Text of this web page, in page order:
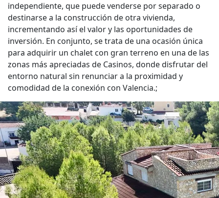
independiente, que puede venderse por separado o
destinarse a la construcción de otra vivienda,
incrementando así el valor y las oportunidades de
inversión. En conjunto, se trata de una ocasión única
para adquirir un chalet con gran terreno en una de las
zonas más apreciadas de Casinos, donde disfrutar del
entorno natural sin renunciar a la proximidad y
comodidad de la conexión con Valencia.;